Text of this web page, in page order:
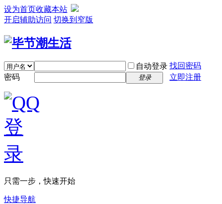
设为首页收藏本站
开启辅助访问 切换到窄版
自动登录 找回密码
密码
登录 立即注册
只需一步，快速开始
快捷导航